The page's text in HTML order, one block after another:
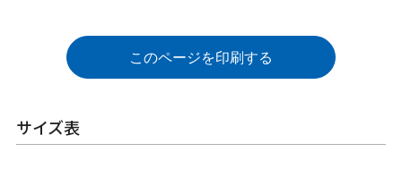
このページを印刷する
サイズ表